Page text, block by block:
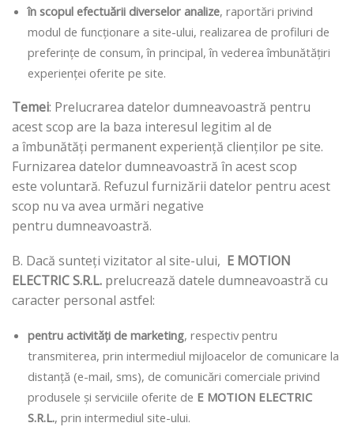
în scopul efectuării diverselor analize, raportări privind
modul de funcționare a site-ului, realizarea de profiluri de
preferințe de consum, în principal, în vederea îmbunătățiri
experienței oferite pe site.
Temei: Prelucrarea datelor dumneavoastră pentru
acest scop are la baza interesul legitim al de
a îmbunătăți permanent experiență clienților pe site.
Furnizarea datelor dumneavoastră în acest scop
este voluntară. Refuzul furnizării datelor pentru acest
scop nu va avea urmări negative
pentru dumneavoastră.
B. Dacă sunteți vizitator al site-ului, E MOTION
ELECTRIC S.R.L. prelucrează datele dumneavoastră cu
caracter personal astfel:
pentru activități de marketing, respectiv pentru
transmiterea, prin intermediul mijloacelor de comunicare la
distanță (e-mail, sms), de comunicări comerciale privind
produsele și serviciile oferite de E MOTION ELECTRIC
S.R.L., prin intermediul site-ului.